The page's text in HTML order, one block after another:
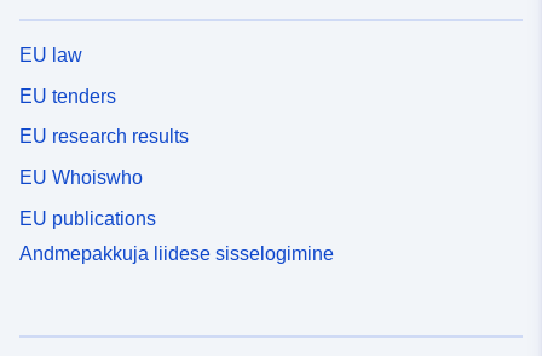
EU law
EU tenders
EU research results
EU Whoiswho
EU publications
Andmepakkuja liidese sisselogimine